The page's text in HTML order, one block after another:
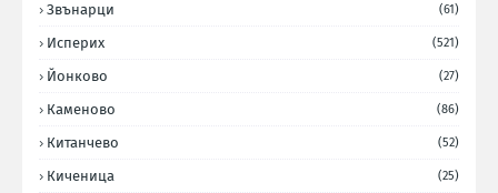
Звънарци (61)
Исперих (521)
Йонково (27)
Каменово (86)
Китанчево (52)
Киченица (25)